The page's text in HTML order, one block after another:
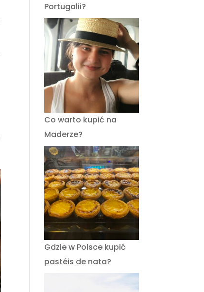
Portugalii?
Co warto kupić na
Maderze?
Gdzie w Polsce kupić
pastéis de nata?